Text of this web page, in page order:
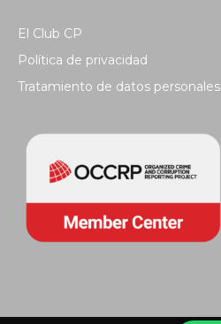
El Club CP
Política de privacidad
Tratamiento de datos personales